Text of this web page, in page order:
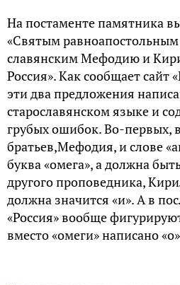
На постаменте памятника
«Святым
славянским Мефодию и
Россия». Как сообщает сайт
эти два предложения
старославянском языке и
грубых ошибок. Во-первых,
братьев,Мефодия, и слове
буква «омега», а должна
другого проповедника,
должна значится «и». А в
«Россия» вообще
вместо «омеги» написано